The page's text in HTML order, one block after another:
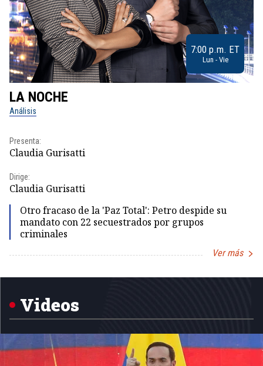
7:00 p.m. ET
Lun - Vie
LA NOCHE
Análisis
Presenta:
Claudia Gurisatti
Dirige:
Claudia Gurisatti
Otro fracaso de la 'Paz Total': Petro despide su
mandato con 22 secuestrados por grupos
criminales
Ver más
1
Videos